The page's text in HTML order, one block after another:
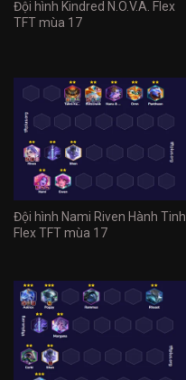
Đội hình Kindred N.O.V.A. Flex
TFT mùa 17
Đội hình Nami Riven Hành Tinh
Flex TFT mùa 17